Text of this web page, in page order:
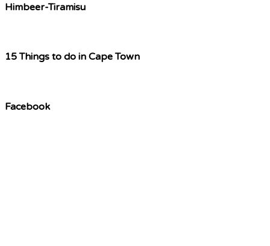
Himbeer-Tiramisu
15 Things to do in Cape Town
Facebook